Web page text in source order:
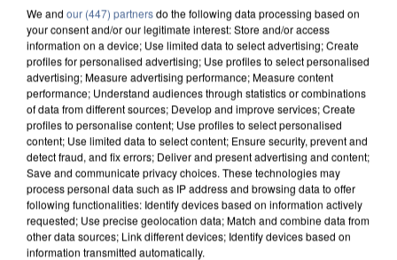
We and our (447) partnersdo the following data processing based on
your consent and/or our legitimate interest: Store and/or access
information on a device; Use limited data to select advertising; Create
profiles for personalised advertising; Use profiles to select personalised
advertising; Measure advertising performance; Measure content
performance; Understand audiences through statistics or combinations
of data from different sources; Develop and improve services; Create
profiles to personalise content; Use profiles to select personalised
content; Use limited data to select content; Ensure security, prevent and
detect fraud, and fix errors; Deliver and present advertising and content;
Save and communicate privacy choices. These technologies may
process personal data such as IP address and browsing data to offer
following functionalities: Identify devices based on information actively
requested; Use precise geolocation data; Match and combine data from
other data sources; Link different devices; Identify devices based on
information transmitted automatically.